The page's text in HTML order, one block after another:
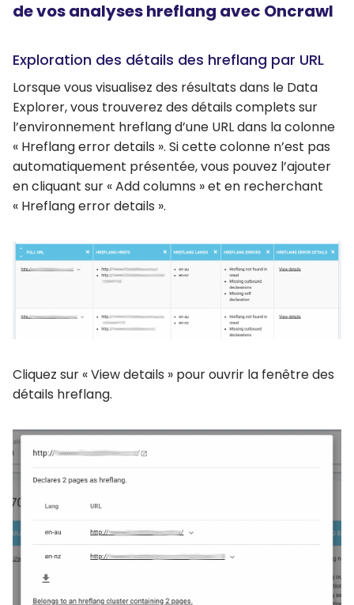
de vos analyses hreflang avec Oncrawl
Exploration des détails des hreflang par URL
Lorsque vous visualisez des résultats dans le Data
Explorer, vous trouverez des détails complets sur
l’environnement hreflang d’une URL dans la colonne
« Hreflang error details ». Si cette colonne n’est pas
automatiquement présentée, vous pouvez l’ajouter
en cliquant sur « Add columns » et en recherchant
« Hreflang error details ».
Cliquez sur « View details » pour ouvrir la fenêtre des
détails hreflang.